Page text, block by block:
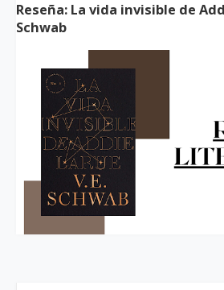
Reseña: La vida invisible de
Schwab